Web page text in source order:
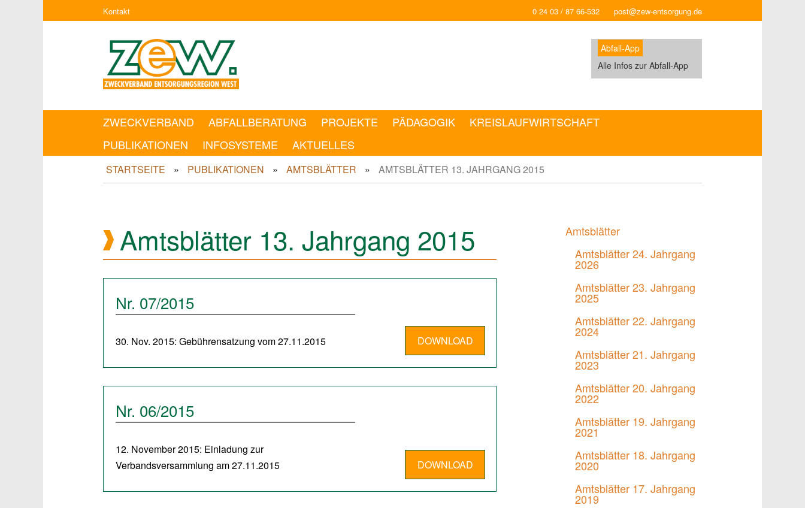
Kontakt 0 24 03 / 87 66-532 post@zew-entsorgung.de
Abfall-App
Alle Infos zur Abfall-App
ZWECKVERBAND ABFALLBERATUNG PROJEKTE PÄDAGOGIK
KREISLAUFWIRTSCHAFT
PUBLIKATIONEN
INFOSYSTEME AKTUELLES
STARTSEITE PUBLIKATIONEN AMTSBLÄTTER AMTSBLÄTTER 13. JAHRGANG 2015
Amtsblätter 13. Jahrgang 2015
Nr. 07/2015
30. Nov. 2015: Gebührensatzung vom 27.11.2015 DOWNLOAD
Nr. 06/2015
12. November 2015: Einladung zur
Verbandsversammlung am 27.11.2015
DOWNLOAD
Amtsblätter
Amtsblätter 24. Jahrgang
2026
Amtsblätter 23. Jahrgang
2025
Amtsblätter 22. Jahrgang
2024
Amtsblätter 21. Jahrgang
2023
Amtsblätter 20. Jahrgang
2022
Amtsblätter 19. Jahrgang
2021
Amtsblätter 18. Jahrgang
2020
Amtsblätter 17. Jahrgang
2019